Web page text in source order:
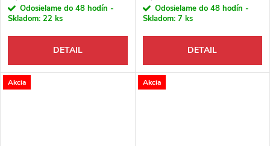
Odosielame do 48 hodín -
Skladom: 22 ks
DETAIL
Odosielame do 48 hodín -
Skladom: 7 ks
DETAIL
Akcia Akcia